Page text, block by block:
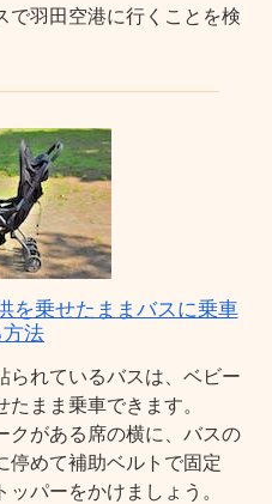
で羽田空港に行くことを検
を乗せたままバスに乗車
法
られているバスは、ベビー
まま乗車できます。
クがある席の横に、バスの
停めて補助ベルトで固定
パーをかけましょう。